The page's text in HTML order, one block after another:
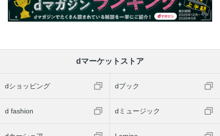
dマーケットストア
dショッピング dブック
d fashion dミュージック